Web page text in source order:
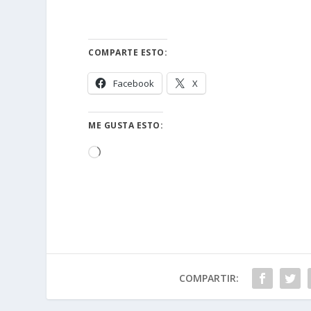
COMPARTE ESTO:
Facebook X
ME GUSTA ESTO:
Cargando...
COMPARTIR: